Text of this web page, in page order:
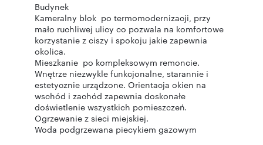
Budynek
Kameralny blok po termomodernizacji, przy
mało ruchliwej ulicy co pozwala na komfortowe
korzystanie z ciszy i spokoju jakie zapewnia
okolica.
Mieszkanie po kompleksowym remoncie.
Wnętrze niezwykle funkcjonalne, starannie i
estetycznie urządzone. Orientacja okien na
wschód i zachód zapewnia doskonałe
doświetlenie wszystkich pomieszczeń.
Ogrzewanie z sieci miejskiej.
Woda podgrzewana piecykiem gazowym